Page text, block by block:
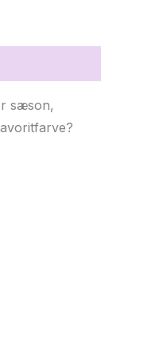
sæson,